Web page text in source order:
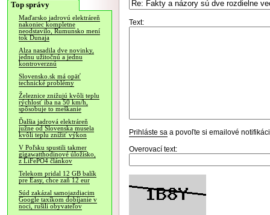
Top správy
Maďarsko jadrovú elektráreň
nakoniec kompletne
neodstavilo, Rumunsko mení
tok Dunaja
Alza nasadila dve novinky,
jednu užitočnú a jednu
kontroverznú
Slovensko.sk má opäť
technické problémy
Železnice znižujú kvôli teplu
rýchlosť iba na 50 km/h,
spôsobuje to meškanie
Ďalšia jadrová elektráreň
južne od Slovenska musela
kvôli teplu znížiť výkon
V Poľsku spustili takmer
gigawatthodinové úložisko,
z LiFePO4 článkov
Telekom pridal 12 GB balík
pre Easy, chce zaň 12 eur
Súd zakázal samojazdiacim
Google taxíkom dobíjanie v
noci, rušili obyvateľov
Text:
Prihláste sa a povoľte si emailové
Overovací text: